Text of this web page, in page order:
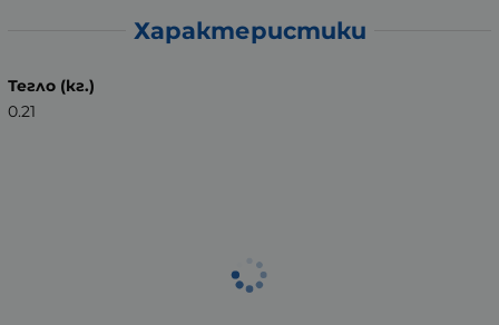
Характеристики
Тегло (кг.)
0.21